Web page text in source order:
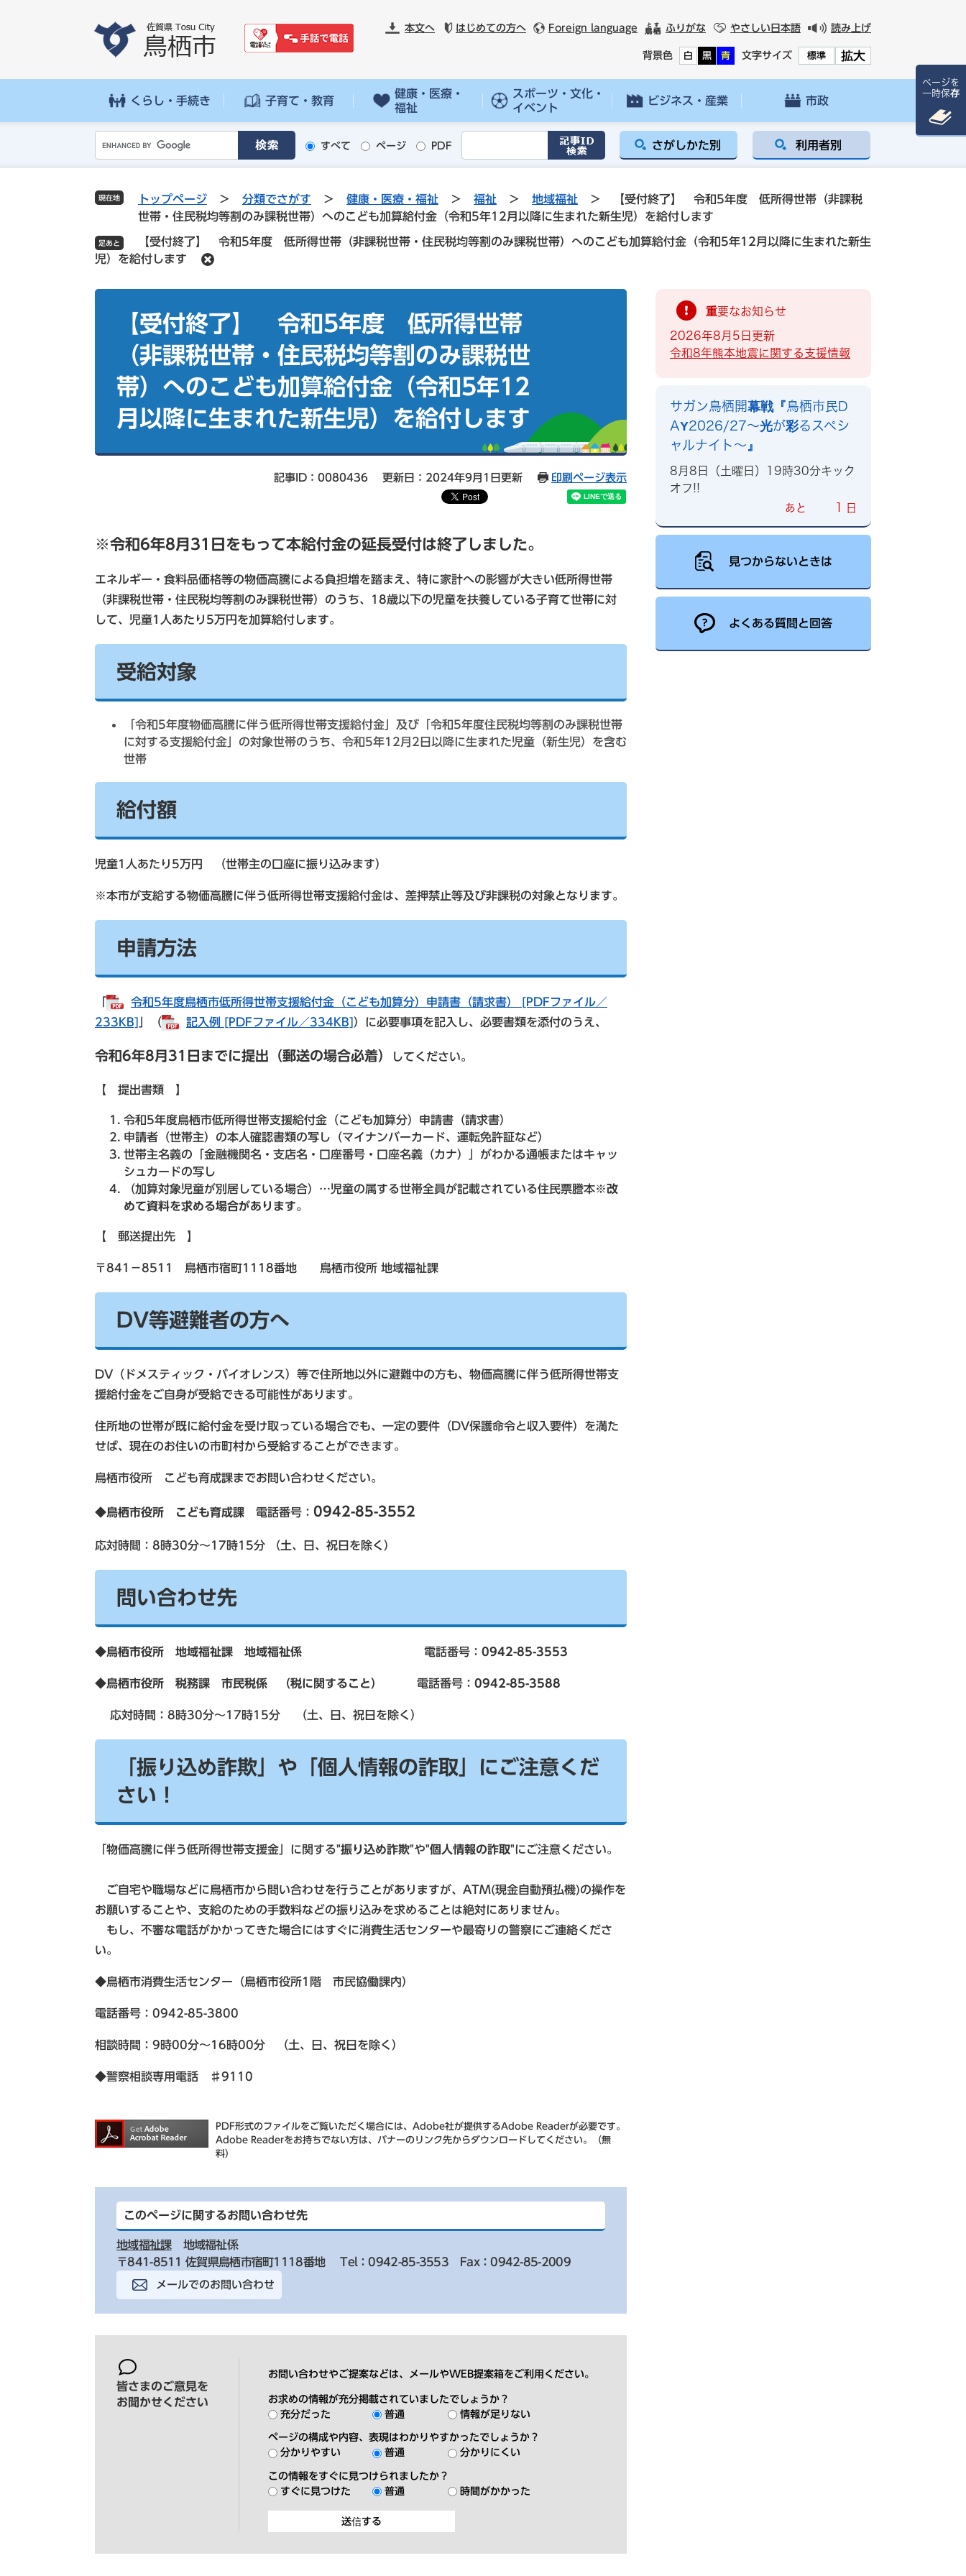
先
を
本文へ はじめての方へ Foreign language ふりがな やさしい日本語 読み上げ
背景色 白 黒 青 文字サイズ 標準 拡大
くらし・手続き 子育て・教育
健康・医療・
福祉
スポーツ・文化・
イベント
ビジネス・産業 市政
o
g
l
カ
ス
ム
すべて ページ PDF さがしかた別 利用者別
現在地 トップページ > 分類でさがす > 健康・医療・福祉 > 福祉 > 地域福祉 >
【受付終了】 令和5年度 低所得世帯（非課税
世帯・住民税均等割のみ課税世帯）へのこども加算給付金（令和5年12月以降に生まれた新生児）を給付します
【受付終了】 令和5年度 低所得世帯（非課税世帯・住民税均等割のみ課税世帯）へのこども加算給付金（令和5年12月以降に生まれた新生
児）を給付します
【受付終了】 令和5年度 低所得世帯
（非課税世帯・住民税均等割のみ課税世
帯）へのこども加算給付金（令和5年12
月以降に生まれた新生児）を給付します
記事ID：0080436 更新日：2024年9月1日更新 印刷ページ表示
※令和6年8月31日をもって本給付金の延長受付は終了しました。
エネルギー・食料品価格等の物価高騰による負担増を踏まえ、特に家計への影響が大きい低所得世帯
（非課税世帯・住民税均等割のみ課税世帯）のうち、18歳以下の児童を扶養している子育て世帯に対
して、児童1人あたり5万円を加算給付します。
受給対象
「令和5年度物価高騰に伴う低所得世帯支援給付金」及び「令和5年度住民税均等割のみ課税世帯
に対する支援給付金」の対象世帯のうち、令和5年12月2日以降に生まれた児童（新生児）を含む
世帯
給付額
児童1人あたり5万円 （世帯主の口座に振り込みます）
※本市が支給する物価高騰に伴う低所得世帯支援給付金は、差押禁止等及び非課税の対象となります。
申請方法
令和5年度鳥栖市低所得世帯支援給付金（こども加算分）申請書（請求書） [PDFファイル／
233KB]
」（ 記入例 [PDFファイル／334KB] ）に必要事項を記入し、必要書類を添付のうえ、
令和6年8月31日までに提出（郵送の場合必着） してください。
【 提出書類 】
令和5年度鳥栖市低所得世帯支援給付金（こども加算分）申請書（請求書）
申請者（世帯主）の本人確認書類の写し（マイナンバーカード、運転免許証など）
世帯主名義の「金融機関名・支店名・口座番号・口座名義（カナ）」がわかる通帳またはキャッ
シュカードの写し
（加算対象児童が別居している場合）…児童の属する世帯全員が記載されている住民票謄本※改
めて資料を求める場合があります。
【 郵送提出先 】
〒841－8511 鳥栖市宿町1118番地 鳥栖市役所 地域福祉課
DV等避難者の方へ
DV（ドメスティック・バイオレンス）等で住所地以外に避難中の方も、物価高騰に伴う低所得世帯支
援給付金をご自身が受給できる可能性があります。
住所地の世帯が既に給付金を受け取っている場合でも、一定の要件（DV保護命令と収入要件）を満た
せば、現在のお住いの市町村から受給することができます。
鳥栖市役所 こども育成課までお問い合わせください。
◆鳥栖市役所 こども育成課 電話番号： 0942-85-3552
応対時間：8時30分～17時15分 （土、日、祝日を除く）
問い合わせ先
◆鳥栖市役所 地域福祉課 地域福祉係 電話番号： 0942-85-3553
◆鳥栖市役所 税務課 市民税係 （税に関すること） 電話番号： 0942-85-3588
応対時間：8時30分～17時15分 （土、日、祝日を除く）
「振り込め詐欺」や「個人情報の詐取」にご注意くだ
さい！
「物価高騰に伴う低所得世帯支援金」に関する"振り込め詐欺"や"個人情報の詐取"にご注意ください。
ご自宅や職場などに鳥栖市から問い合わせを行うことがありますが、ATM(現金自動預払機)の操作を
お願いすることや、支給のための手数料などの振り込みを求めることは絶対にありません。
もし、不審な電話がかかってきた場合にはすぐに消費生活センターや最寄りの警察にご連絡くださ
い。
◆鳥栖市消費生活センター（鳥栖市役所1階 市民協働課内）
電話番号：0942-85-3800
相談時間：9時00分～16時00分 （土、日、祝日を除く）
◆警察相談専用電話 ♯9110
PDF形式のファイルをご覧いただく場合には、Adobe社が提供するAdobe Readerが必要です。
Adobe Readerをお持ちでない方は、バナーのリンク先からダウンロードしてください。（無
料）
このページに関するお問い合わせ先
地域福祉課
地域福祉係
〒841-8511 佐賀県鳥栖市宿町1118番地
Tel：0942-85-3553 Fax：0942-85-2009
メールでのお問い合わせ
皆さまのご意見を
お聞かせください
お問い合わせやご提案などは、メールやWEB提案箱をご利用ください。
お求めの情報が充分掲載されていましたでしょうか？
充分だった
普通 情報が足りない
ページの構成や内容、表現はわかりやすかったでしょうか？
分かりやすい
普通 分かりにくい
この情報をすぐに見つけられましたか？
すぐに見つけた
普通 時間がかかった
重要なお知らせ
2026年8月5日更新
令和8年熊本地震に関する支援情報
サガン鳥栖開幕戦『鳥栖市民D
AY2026/27～光が彩るスペシ
ャルナイト～』
8月8日（土曜日）19時30分キック
オフ!!
あと 1 日
見つからないときは
よくある質問と回答
ページを
一時保存